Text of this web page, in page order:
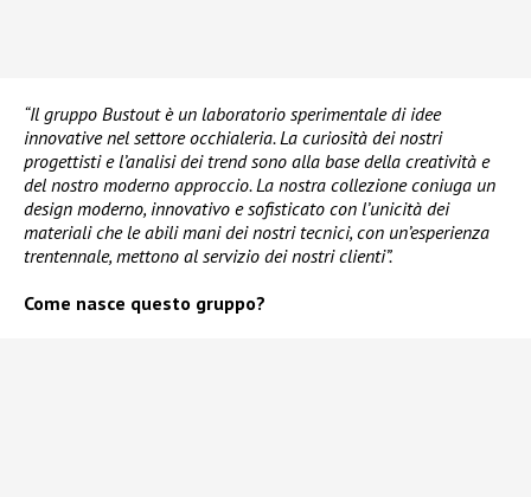
“Il gruppo Bustout è un laboratorio sperimentale di idee
innovative nel settore occhialeria. La curiosità dei nostri
progettisti e l’analisi dei trend sono alla base della creatività e
del nostro moderno approccio. La nostra collezione coniuga un
design moderno, innovativo e sofisticato con l’unicità dei
materiali che le abili mani dei nostri tecnici, con un’esperienza
trentennale, mettono al servizio dei nostri clienti”.
Come nasce questo gruppo?